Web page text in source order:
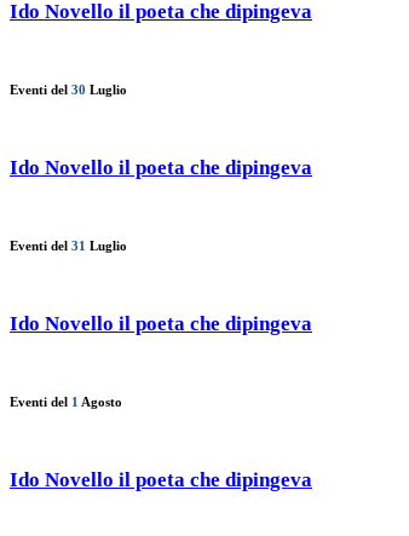
Ido Novello il poeta che dipingeva
Eventi del 30 Luglio
Ido Novello il poeta che dipingeva
Eventi del 31 Luglio
Ido Novello il poeta che dipingeva
Eventi del 1 Agosto
Ido Novello il poeta che dipingeva